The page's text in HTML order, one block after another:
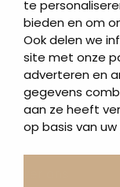
te
bieden en om
Ook delen we
site met onze
adverteren en
gegevens
aan ze heeft
op basis van uw
Grafzerken
Direct naar
Grafstenen
As artikelen
Informatie